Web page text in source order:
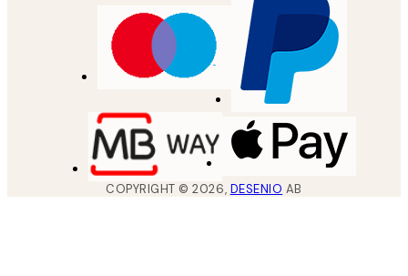
COPYRIGHT ©2026, DESENIO AB